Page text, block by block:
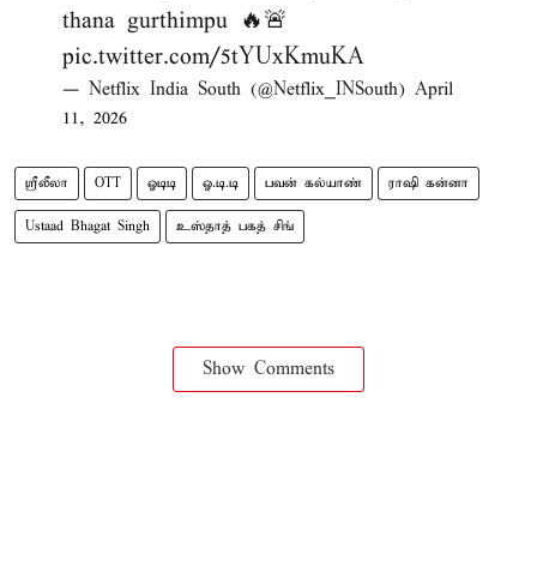
thana gurthimpu 🔥🚨
pic.twitter.com/5tYUxKmuKA
— Netflix India South (@Netflix_INSouth) April
11, 2026
ஸ்ரீலீலா OTT ஓடிடி ஓ.டி.டி பவன் கல்யாண் ராஷி கன்னா
Ustaad Bhagat Singh உஸ்தாத் பகத் சிங்
Show Comments